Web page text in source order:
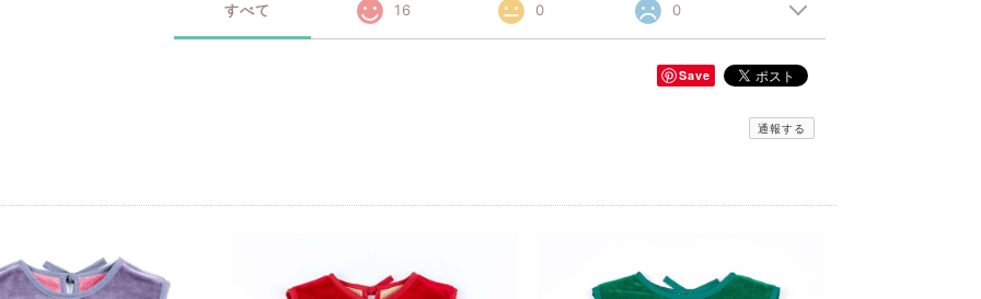
すべて 16 0 0
Save
通報する